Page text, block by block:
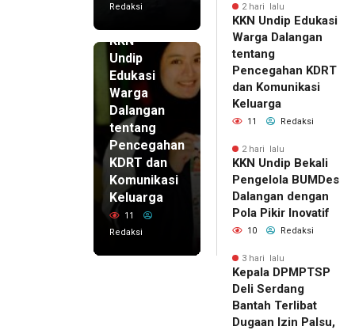
Redaksi
KKN
Undip
Edukasi
Warga
Dalangan
tentang
Pencegahan
KDRT dan
Komunikasi
Keluarga
11
Redaksi
2 hari lalu
KKN Undip Edukasi
Warga Dalangan
tentang
Pencegahan KDRT
dan Komunikasi
Keluarga
11 Redaksi
2 hari lalu
KKN Undip Bekali
Pengelola BUMDes
Dalangan dengan
Pola Pikir Inovatif
10 Redaksi
3 hari lalu
Kepala DPMPTSP
Deli Serdang
Bantah Terlibat
Dugaan Izin Palsu,